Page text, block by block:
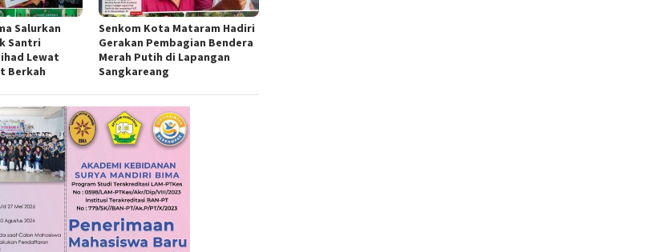
Salurkan
Santri
Lewat
Berkah
Senkom Kota Mataram Hadiri
Gerakan Pembagian Bendera
Merah Putih di Lapangan
Sangkareang